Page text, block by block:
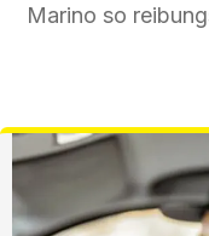
Marino so